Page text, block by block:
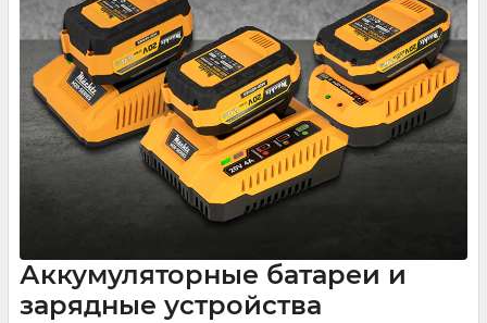
Аккумуляторные батареи и
зарядные устройства